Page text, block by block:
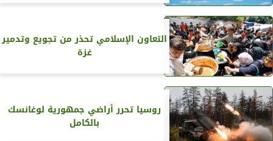
التعاون الإسلامي تحذر من تجويع وتدمير
غزة
روسيا تحرر أراضي جمهورية لوغانسك
بالكامل